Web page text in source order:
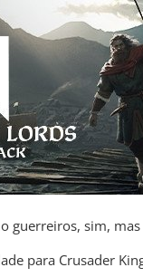
guerreiros, sim,
para Crusader